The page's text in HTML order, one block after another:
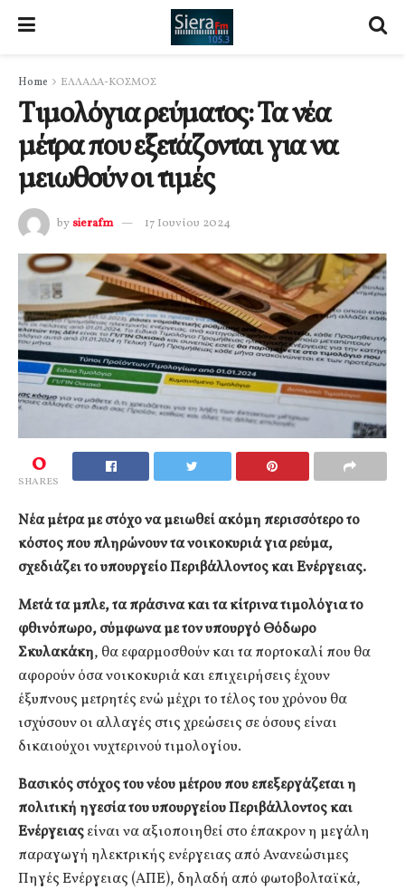
Home ΕΛΛΑΔΑ-ΚΟΣΜΟΣ
Tιμολόγια ρεύματος: Τα νέα
μέτρα που εξετάζονται για να
μειωθούν οι τιμές
by sierafm 17 Ιουνίου 2024
0
SHARES
Νέα μέτρα με στόχο να μειωθεί ακόμη περισσότερο το
κόστος που πληρώνουν τα νοικοκυριά για ρεύμα,
σχεδιάζει το υπουργείο Περιβάλλοντος και Ενέργειας.
Μετά τα μπλε, τα πράσινα και τα κίτρινα τιμολόγια το
φθινόπωρο, σύμφωνα με τον υπουργό Θόδωρο
Σκυλακάκη, θα εφαρμοσθούν και τα πορτοκαλί που θα
αφορούν όσα νοικοκυριά και επιχειρήσεις έχουν
έξυπνους μετρητές ενώ μέχρι το τέλος του χρόνου θα
ισχύσουν οι αλλαγές στις χρεώσεις σε όσους είναι
δικαιούχοι νυχτερινού τιμολογίου.
Βασικός στόχος του νέου μέτρου που επεξεργάζεται η
πολιτική ηγεσία του υπουργείου Περιβάλλοντος και
Ενέργειαςείναι να αξιοποιηθεί στο έπακρον η μεγάλη
παραγωγή ηλεκτρικής ενέργειας από Ανανεώσιμες
Πηγές Ενέργειας (ΑΠΕ), δηλαδή από φωτοβολταϊκά,